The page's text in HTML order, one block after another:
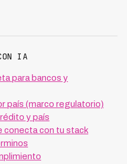
IA
para bancos y
país (marco regulatorio)
y país
conecta con tu stack